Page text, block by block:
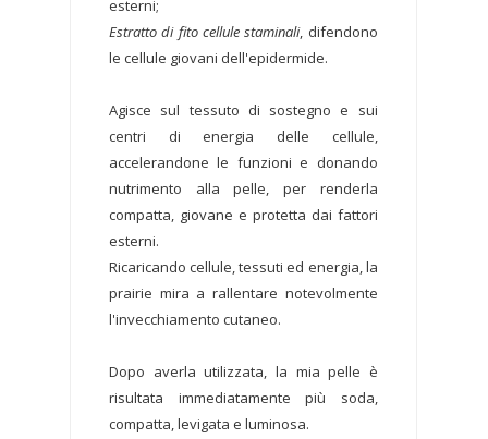
esterni;
Estratto di fito cellule staminali, difendono
le cellule giovani dell'epidermide.
Agisce sul tessuto di sostegno e sui
centri di energia delle cellule,
accelerandone le funzioni e donando
nutrimento alla pelle, per renderla
compatta, giovane e protetta dai fattori
esterni.
Ricaricando cellule, tessuti ed energia, la
prairie mira a rallentare notevolmente
l'invecchiamento cutaneo.
Dopo averla utilizzata, la mia pelle è
risultata immediatamente più soda,
compatta, levigata e luminosa.